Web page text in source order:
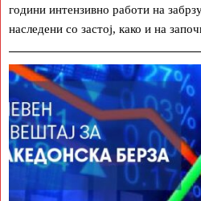
години интензивно работи на
наследени со застој, како и на